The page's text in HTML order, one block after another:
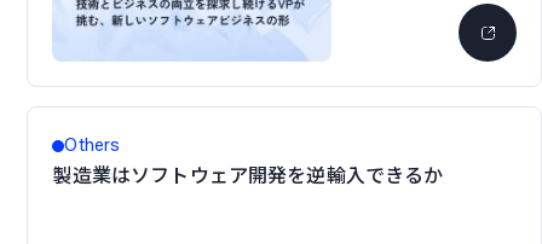
Others
製造業はソフトウェア開発を逆輸入できるか